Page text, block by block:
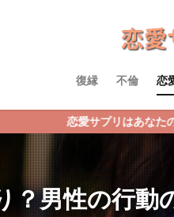
復縁 不倫 恋
はあなたの恋の悩みに効果絶大
？男性の行動